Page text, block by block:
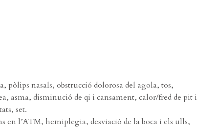
pòlips nasals, obstrucció dolorosa del agola, tos,
asma, disminució de qi i cansament, calor/fred de pit i
set.
en l’ATM, hemiplegia, desviació de la boca i els ulls,